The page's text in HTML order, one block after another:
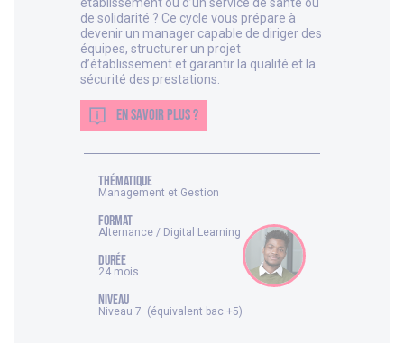
établissement ou d’un service de santé ou
de solidarité ? Ce cycle vous prépare à
devenir un manager capable de diriger des
équipes, structurer un projet
d’établissement et garantir la qualité et la
sécurité des prestations.
EN SAVOIR PLUS ?
thématique
Management et Gestion
FORMAT
Alternance / Digital Learning
DURÉE
24 mois
NIVEAU
Niveau 7 (équivalent bac +5)